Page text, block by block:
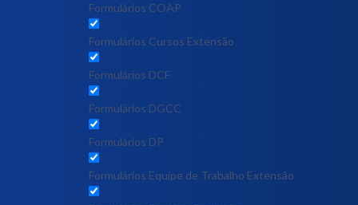
Formulários COAP
Formulários Cursos Extensão
Formulários DCF
Formulários DGCC
Formulários DP
Formulários Equipe de Trabalho Extensão